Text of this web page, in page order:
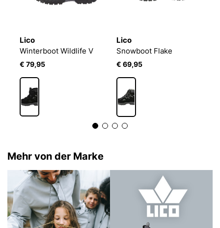
Lico
Winterboot Wildlife V
€ 79,95
Lico
Snowboot Flake
€ 69,95
Mehr von der Marke